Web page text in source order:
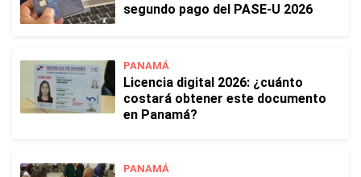
segundo pago del PASE-U 2026
PANAMÁ
Licencia digital 2026: ¿cuánto
costará obtener este documento
en Panamá?
PANAMÁ